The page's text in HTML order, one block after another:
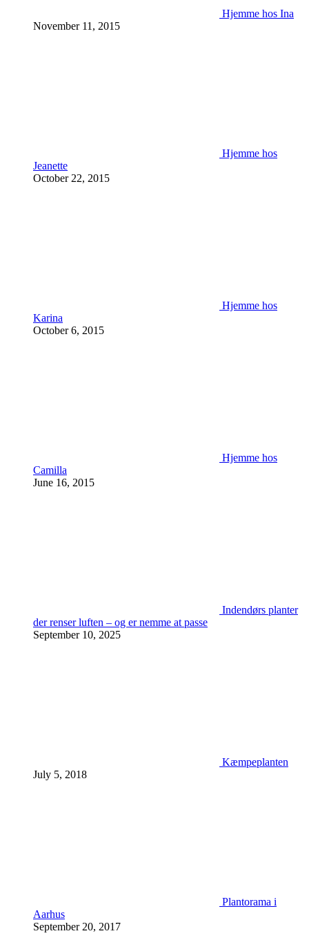
Hjemme hos Ina
November 11, 2015
Hjemme hos
Jeanette
October 22, 2015
Hjemme hos
Karina
October 6, 2015
Hjemme hos
Camilla
June 16, 2015
Indendørs planter
der renser luften – og er nemme at passe
September 10, 2025
Kæmpeplanten
July 5, 2018
Plantorama i
Aarhus
September 20, 2017